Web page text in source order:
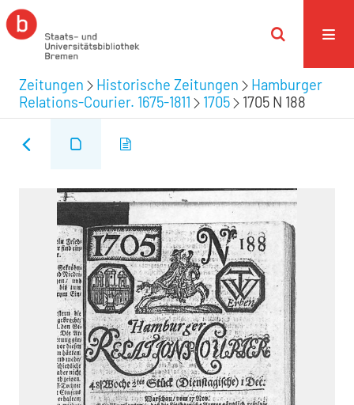
Zeitungen Historische Zeitungen
Hamburger
Relations-Courier. 1675-1811
1705 1705 N 188